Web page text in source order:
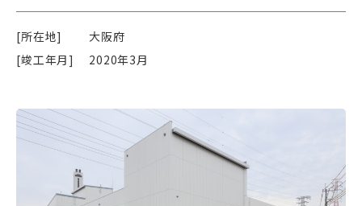
[所在地]
大阪府
[竣工年月]
2020年3月